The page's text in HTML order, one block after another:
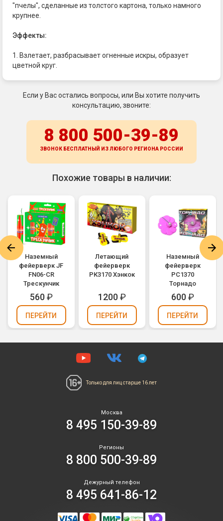
"пчелы", сделанные из толстого картона, только намного
крупнее.
Эффекты:
1. Взлетает, разбрасывает огненные искры, образует
цветной круг.
Если у Вас остались вопросы, или Вы хотите получить
консультацию, звоните:
8 800 500-39-89
ЗВОНОК БЕСПЛАТНЫЙ ИЗ ЛЮБОГО РЕГИОНА РОССИИ
Похожие товары в наличии:
Наземный
фейерверк JF
FN06-CR
Трескунчик
560₽
ПЕРЕЙТИ
Летающий
фейерверк
РК3170 Хэнкок
1200₽
ПЕРЕЙТИ
Наземный
фейерверк
РС1370
Торнадо
600₽
ПЕРЕЙТИ
Только для лиц старше 16 лет
Москва
8 495 150-39-89
Регионы
8 800 500-39-89
Дежурный телефон
8 495 641-86-12